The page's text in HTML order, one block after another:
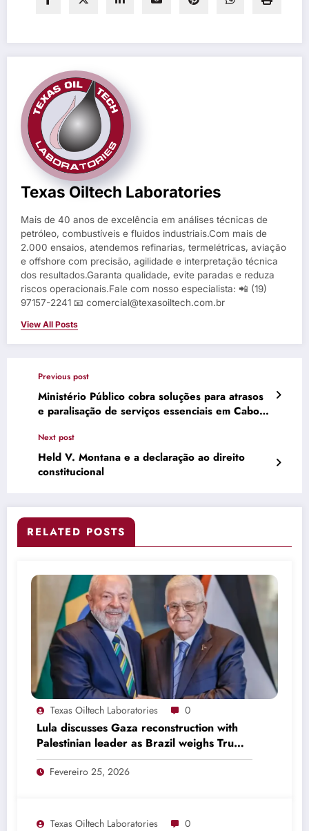
Texas Oiltech Laboratories
Mais de 40 anos de excelência em análises técnicas de
petróleo, combustíveis e fluidos industriais.Com mais de
2.000 ensaios, atendemos refinarias, termelétricas, aviação
e offshore com precisão, agilidade e interpretação técnica
dos resultados.Garanta qualidade, evite paradas e reduza
riscos operacionais.Fale com nosso especialista: 📲 (19)
97157-2241 📧 comercial@texasoiltech.com.br
View All Posts
Previous post
Ministério Público cobra soluções para atrasos
e paralisação de serviços essenciais em Cabo
Next post
Held V. Montana e a declaração ao direito
constitucional
RELATED POSTS
Texas Oiltech Laboratories 0
Lula discusses Gaza reconstruction with
Palestinian leader as Brazil weighs Trump
invitation
Fevereiro 25, 2026
Texas Oiltech Laboratories 0